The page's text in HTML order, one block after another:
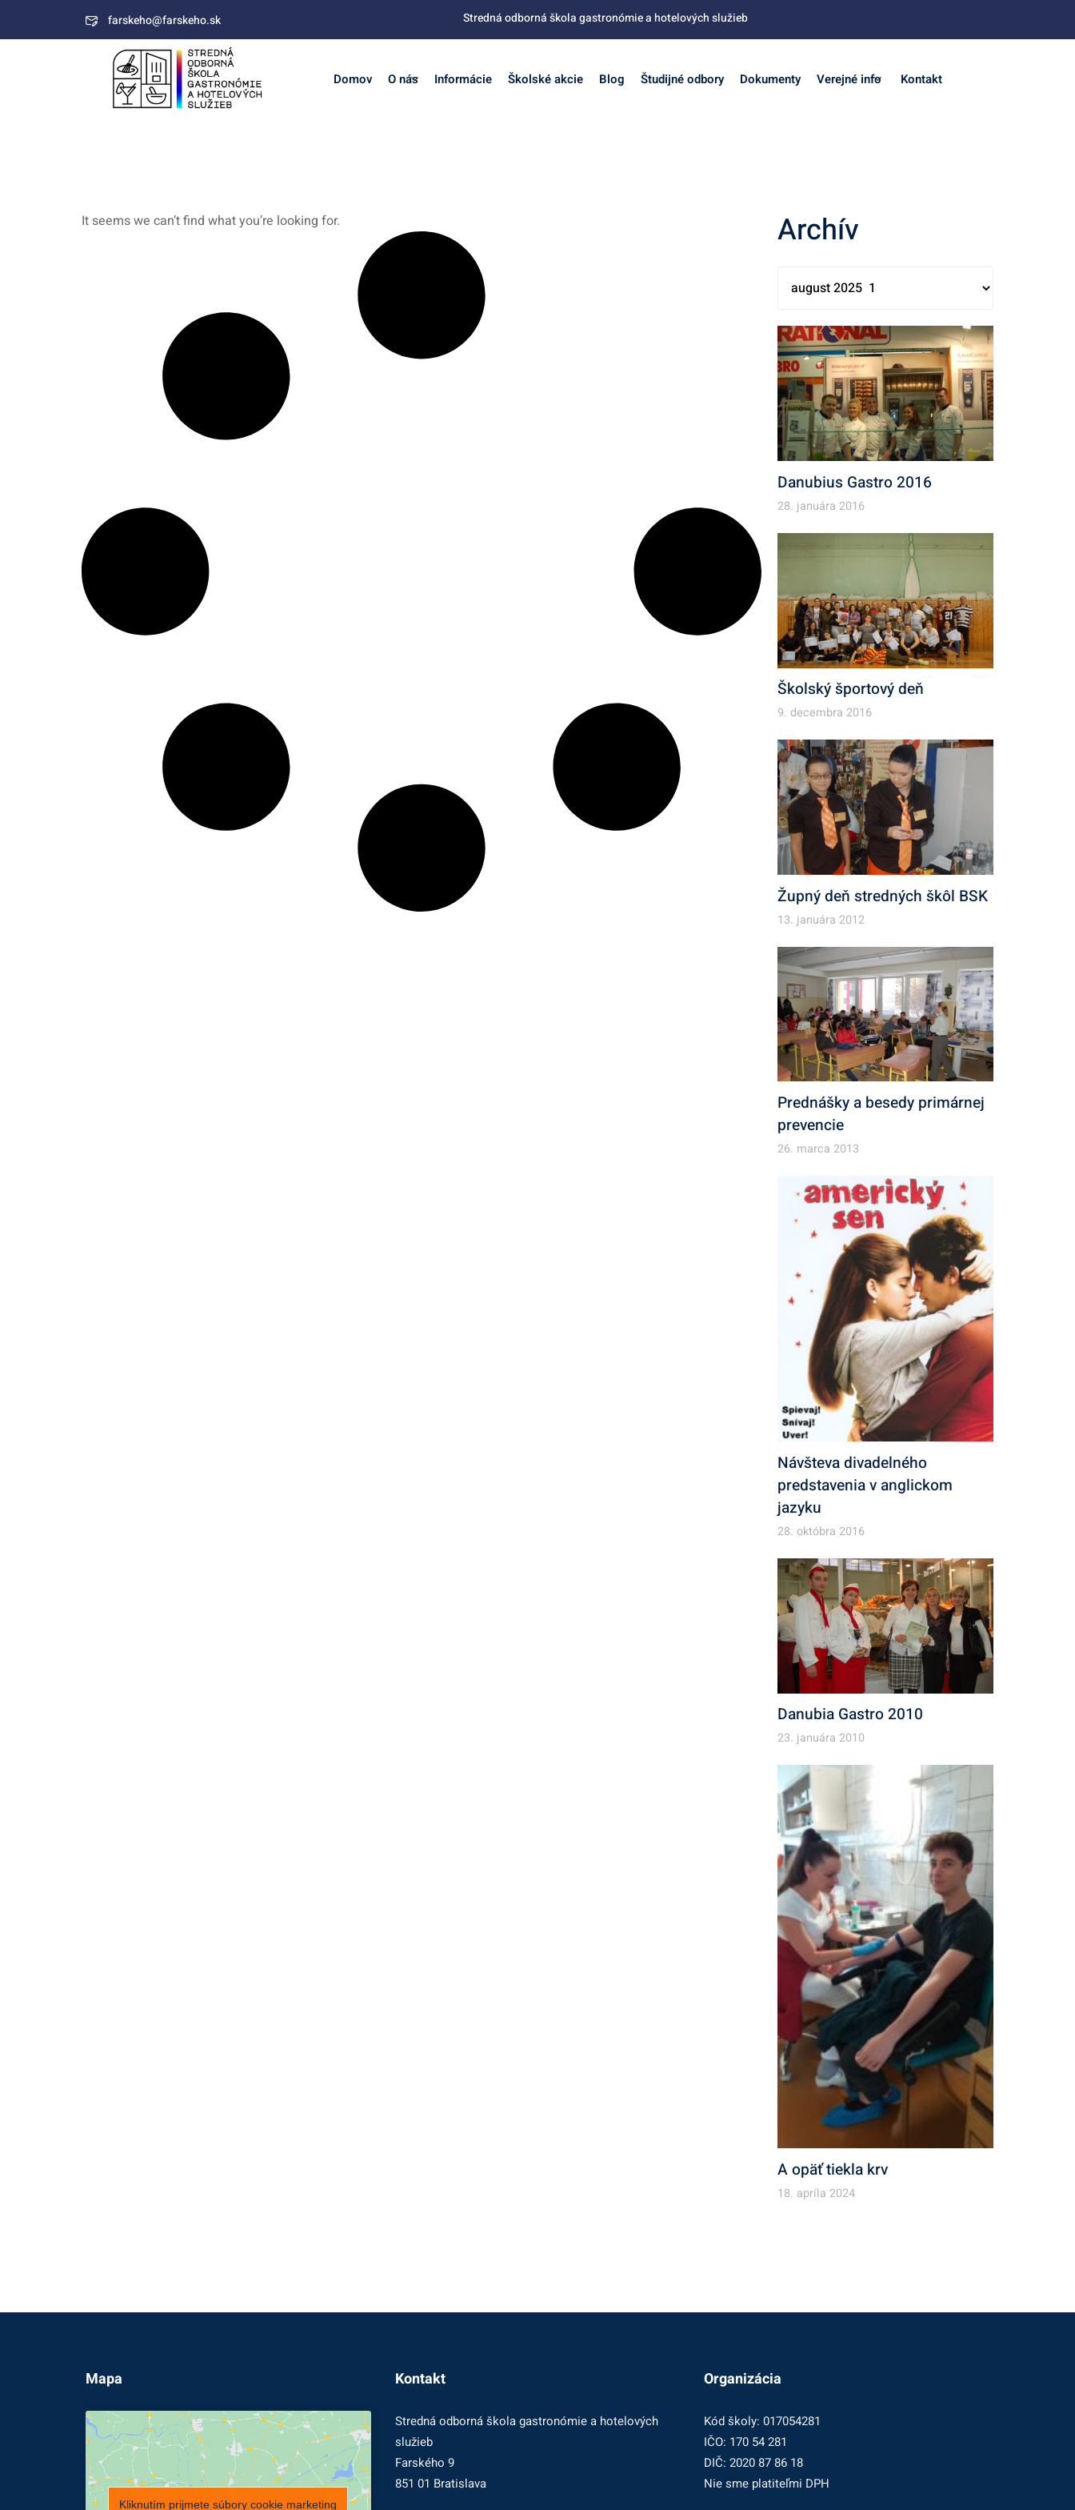
farskeho@farskeho.sk Stredná odborná škola gastronómie a hotelových služieb
Domov O nás Informácie Školské akcie Blog Študijné odbory Dokumenty Verejné info Kontakt
It seems we can’t find what you’re looking for. Archív
Danubius Gastro 2016
28. januára 2016
Školský športový deň
9. decembra 2016
Župný deň stredných škôl BSK
13. januára 2012
Prednášky a besedy primárnej
prevencie
26. marca 2013
Návšteva divadelného
predstavenia v anglickom
jazyku
28. októbra 2016
Danubia Gastro 2010
23. januára 2010
A opäť tiekla krv
18. apríla 2024
Mapa
Kliknutím prijmete súbory cookie marketing
Kontakt
Stredná odborná škola gastronómie a hotelových
služieb
Farského 9
851 01 Bratislava
Organizácia
Kód školy: 017054281
IČO: 170 54 281
DIČ: 2020 87 86 18
Nie sme platiteľmi DPH